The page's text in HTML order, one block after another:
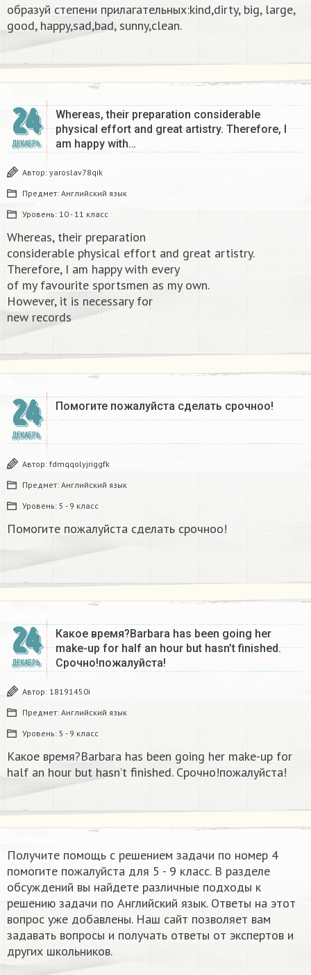
образуй степени прилагательных:kind,dirty, big, large,
good, happy,sad,bad, sunny,clean.​
24
ДЕКАБРЬ
Whereas, their preparation considerable
physical effort and great artistry. Therefore, I
am happy with…
Автор: yaroslav78qik
Предмет: Английский язык
Уровень: 10 - 11 класс
Whereas, their preparation
considerable physical effort and great artistry.
Therefore, I am happy with every
of my favourite sportsmen as my own.
However, it is necessary for
new records​
24
ДЕКАБРЬ
Помогите пожалуйста сделать срочноо! ​
Автор: fdmqqolyjriggfk
Предмет: Английский язык
Уровень: 5 - 9 класс
Помогите пожалуйста сделать срочноо!
24
ДЕКАБРЬ
Какое время?Barbara has been going her
make-up for half an hour but hasn’t finished.
Срочно!пожалуйста!
Автор: 18191450i
Предмет: Английский язык
Уровень: 5 - 9 класс
Какое время?Barbara has been going her make-up for
half an hour but hasn’t finished. Срочно!пожалуйста!
Получите помощь с решением задачи по номер 4
помогите пожалуйста для 5 - 9 класс. В разделе
обсуждений вы найдете различные подходы к
решению задачи по Английский язык. Ответы на этот
вопрос уже добавлены. Наш сайт позволяет вам
задавать вопросы и получать ответы от экспертов и
других школьников.